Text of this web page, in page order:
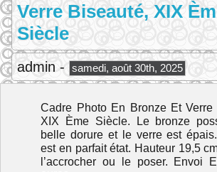
Verre Biseauté, XIX
Siècle
admin - samedi, août 30th, 2025
Cadre Photo En Bronze Et Verre
XIX Ème Siècle. Le bronze
belle dorure et le verre est
est en parfait état. Hauteur 19,5
l’accrocher ou le poser. Envoi